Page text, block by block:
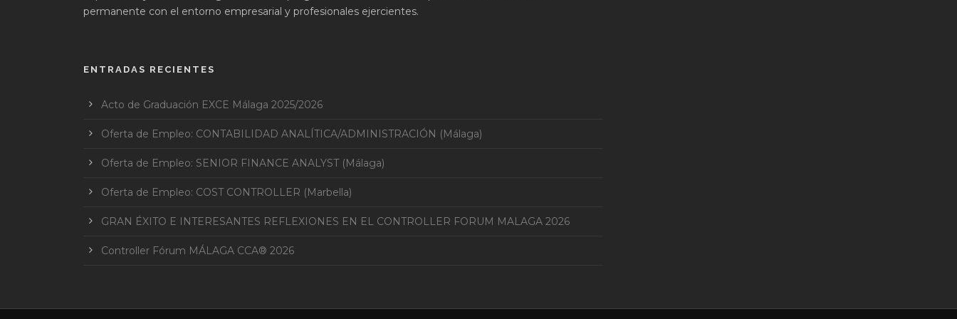
permanente con el entorno empresarial y profesionales ejercientes.
ENTRADAS RECIENTES
Acto de Graduación EXCE Málaga 2025/2026
Oferta de Empleo: CONTABILIDAD ANALÍTICA/ADMINISTRACIÓN (Málaga)
Oferta de Empleo: SENIOR FINANCE ANALYST (Málaga)
Oferta de Empleo: COST CONTROLLER (Marbella)
GRAN ÉXITO E INTERESANTES REFLEXIONES EN EL CONTROLLER FORUM MALAGA 2026
Controller Fórum MÁLAGA CCA® 2026